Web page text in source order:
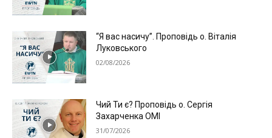
“Я вас насичу”. Проповідь о. Віталія
Луковського
02/08/2026
Чий Ти є? Проповідь о. Сергія
Захарченка ОМІ
31/07/2026